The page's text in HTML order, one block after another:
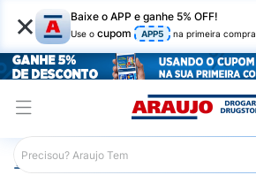
× Baixe o APP e ganhe 5% OFF!
Use o cupom APP5 na primeira compra
Araujo Medicamentos